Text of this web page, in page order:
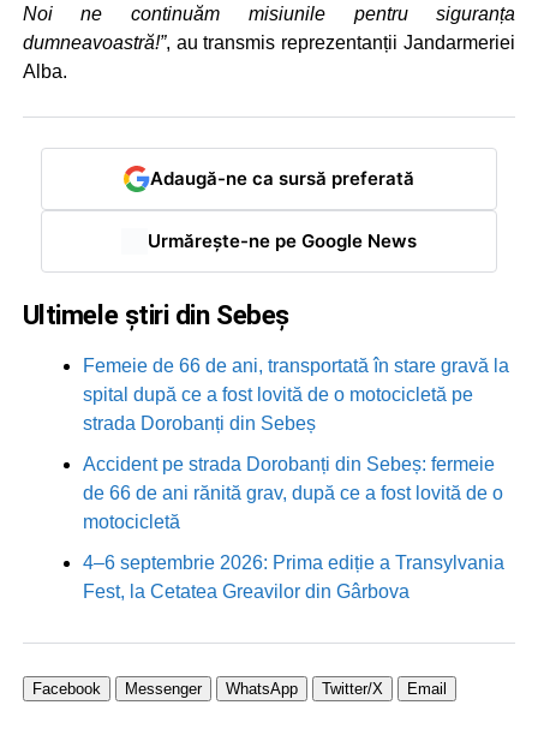
Noi ne continuăm misiunile pentru siguranța
dumneavoastră!”, au transmis reprezentanții Jandarmeriei
Alba.
Adaugă-ne ca sursă preferată
Urmărește-ne pe Google News
Ultimele știri din Sebeș
Femeie de 66 de ani, transportată în stare gravă la
spital după ce a fost lovită de o motocicletă pe
strada Dorobanți din Sebeș
Accident pe strada Dorobanți din Sebeș: fermeie
de 66 de ani rănită grav, după ce a fost lovită de o
motocicletă
4–6 septembrie 2026: Prima ediție a Transylvania
Fest, la Cetatea Greavilor din Gârbova
Facebook Messenger WhatsApp Twitter/X Email